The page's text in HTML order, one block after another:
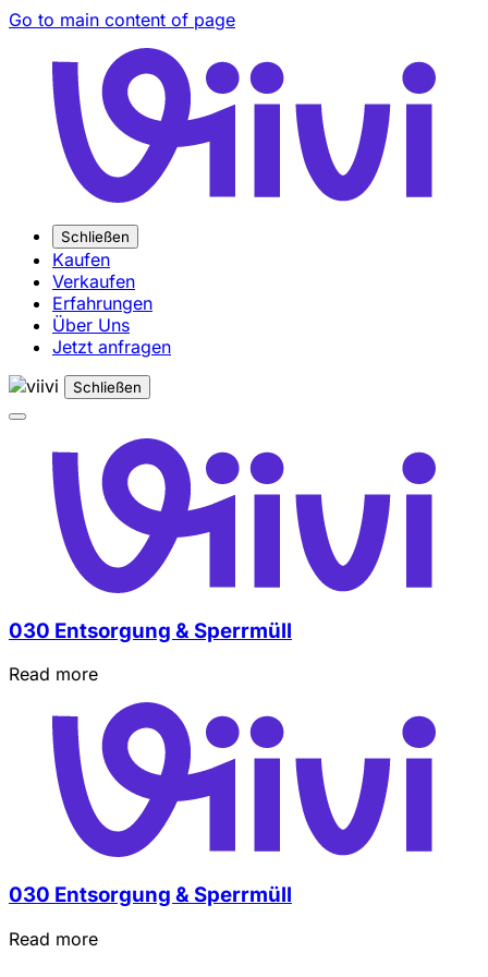
Go to main content of page
Schließen
Kaufen
Verkaufen
Erfahrungen
Über Uns
Jetzt anfragen
Schließen
030 Entsorgung & Sperrmüll
Read more
030 Entsorgung & Sperrmüll
Read more